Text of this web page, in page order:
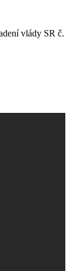
vlády SR č.